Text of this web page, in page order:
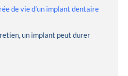
de vie d’un implant dentaire
un implant peut durer